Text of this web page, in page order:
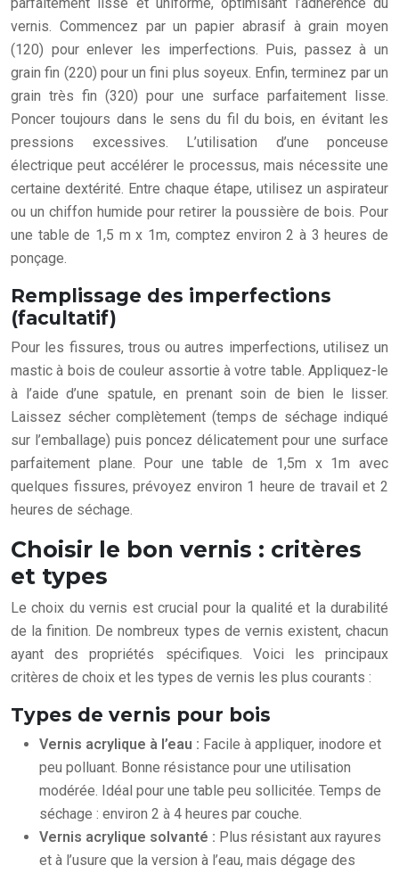
vernis. Commencez par un papier abrasif à grain moyen
(120) pour enlever les imperfections. Puis, passez à un
grain fin (220) pour un fini plus soyeux. Enfin, terminez par un
grain très fin (320) pour une surface parfaitement lisse.
Poncer toujours dans le sens du fil du bois, en évitant les
pressions excessives. L’utilisation d’une ponceuse
électrique peut accélérer le processus, mais nécessite une
certaine dextérité. Entre chaque étape, utilisez un aspirateur
ou un chiffon humide pour retirer la poussière de bois. Pour
une table de 1,5 m x 1m, comptez environ 2 à 3 heures de
ponçage.
Remplissage des imperfections
(facultatif)
Pour les fissures, trous ou autres imperfections, utilisez un
mastic à bois de couleur assortie à votre table. Appliquez-le
à l’aide d’une spatule, en prenant soin de bien le lisser.
Laissez sécher complètement (temps de séchage indiqué
sur l’emballage) puis poncez délicatement pour une surface
parfaitement plane. Pour une table de 1,5m x 1m avec
quelques fissures, prévoyez environ 1 heure de travail et 2
heures de séchage.
Choisir le bon vernis : critères
et types
Le choix du vernis est crucial pour la qualité et la durabilité
de la finition. De nombreux types de vernis existent, chacun
ayant des propriétés spécifiques. Voici les principaux
critères de choix et les types de vernis les plus courants :
Types de vernis pour bois
Vernis acrylique à l’eau : Facile à appliquer, inodore et
peu polluant. Bonne résistance pour une utilisation
modérée. Idéal pour une table peu sollicitée. Temps de
séchage : environ 2 à 4 heures par couche.
Vernis acrylique solvanté : Plus résistant aux rayures
et à l’usure que la version à l’eau, mais dégage des